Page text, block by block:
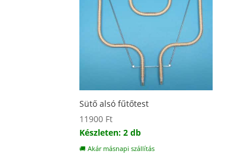
Sütő alsó fűtőtest
11900 Ft
Készleten: 2 db
🚚 Akár másnapi szállítás